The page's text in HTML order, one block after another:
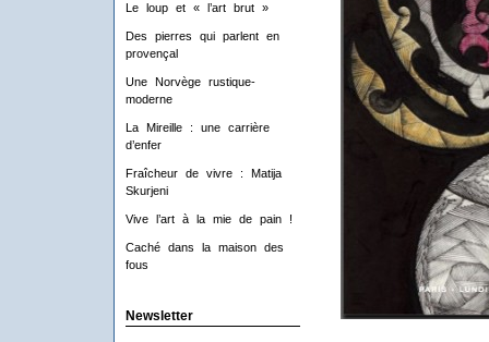
Le loup et « l’art brut »
Des pierres qui parlent en
provençal
Une Norvège rustique-
moderne
La Mireille : une carrière
d’enfer
Fraîcheur de vivre : Matija
Skurjeni
Vive l’art à la mie de pain !
Caché dans la maison des
fous
Newsletter